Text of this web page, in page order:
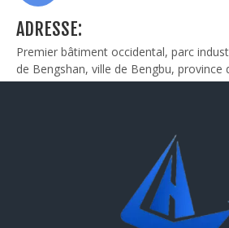
ADRESSE:
Premier bâtiment occidental, parc
de Bengshan, ville de Bengbu, province